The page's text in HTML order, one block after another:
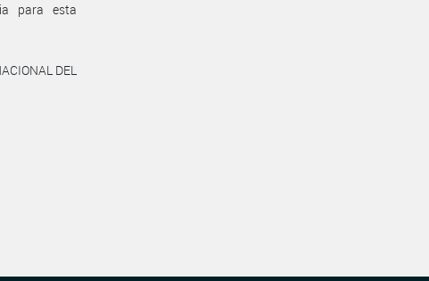
para esta
DEL